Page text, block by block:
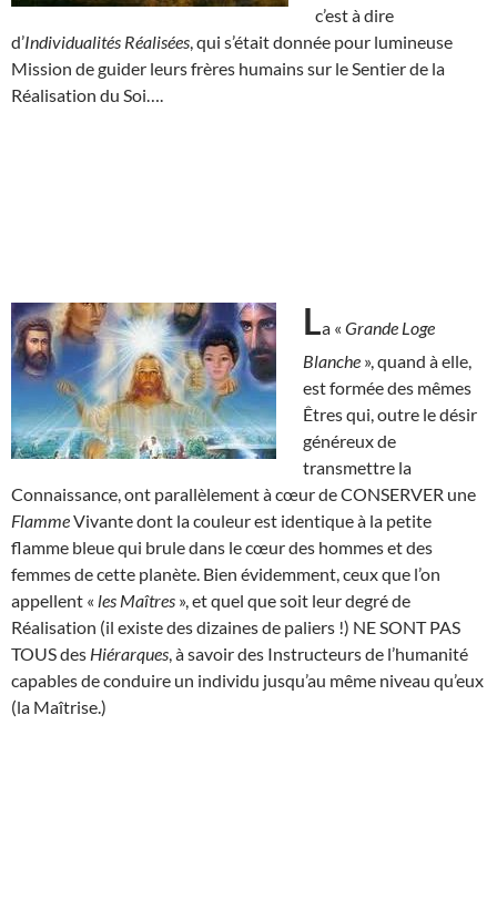
c’est à dire
d’Individualités Réalisées , qui s’était donnée pour lumineuse
Mission de guider leurs frères humains sur le Sentier de la
Réalisation du Soi….
La « Grande Loge
Blanche », quand à elle,
est formée des mêmes
Êtres qui, outre le désir
généreux de
transmettre la
Connaissance, ont parallèlement à cœur de CONSERVER une
FlammeVivante dont la couleur est identique à la petite
flamme bleue qui brule dans le cœur des hommes et des
femmes de cette planète. Bien évidemment, ceux que l’on
appellent « les Maîtres », et quel que soit leur degré de
Réalisation (il existe des dizaines de paliers !) NE SONT PAS
TOUS des Hiérarques , à savoir des Instructeurs de l’humanité
capables de conduire un individu jusqu’au même niveau qu’eux
(la Maîtrise.)